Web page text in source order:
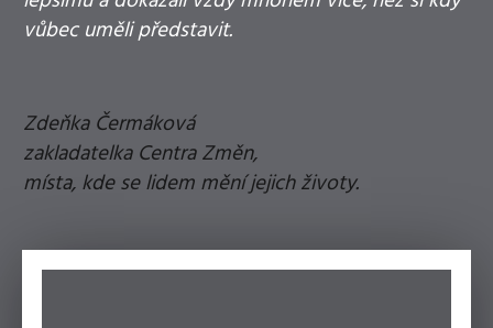
vůbec uměli představit.
Zdeňka Čermáková
zakladatelka Centra Změn,
místa, kde se lidem mění jejich životy.